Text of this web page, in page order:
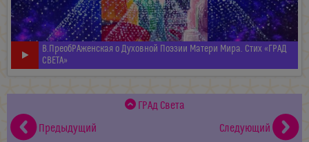
В.ПреобРАженская о Духовной Поэзии Матери Мира. Стих «ГРАД
СВЕТА»
ГРАд Света
Предыдущий
Следующий